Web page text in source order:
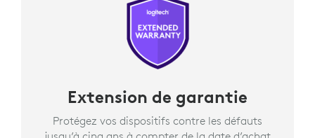
Extension de garantie
Protégez vos dispositifs contre les défauts